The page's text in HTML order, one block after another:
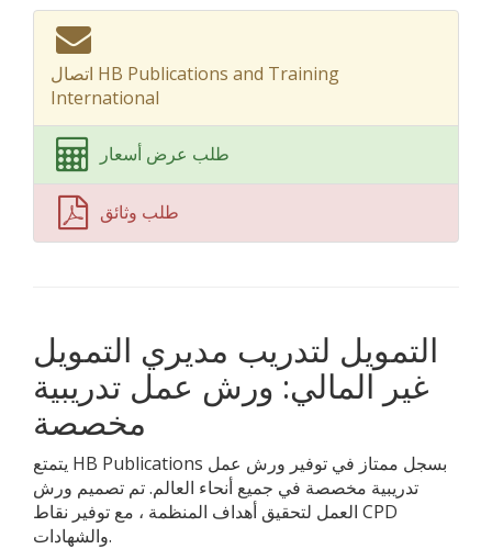
اتصال HB Publications and Training
International
طلب عرض أسعار
طلب وثائق
التمويل لتدريب مديري التمويل
غير المالي: ورش عمل تدريبية
مخصصة
يتمتع HB Publications بسجل ممتاز في توفير ورش عمل
تدريبية مخصصة في جميع أنحاء العالم. تم تصميم ورش
العمل لتحقيق أهداف المنظمة ، مع توفير نقاط CPD
والشهادات.